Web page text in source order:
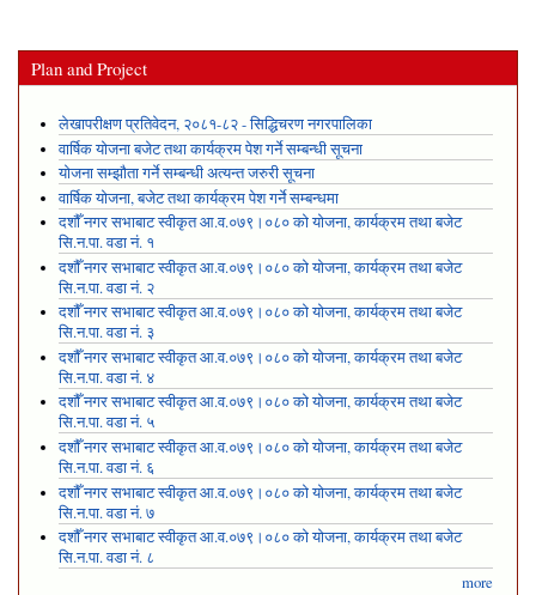
Plan and Project
लेखापरीक्षण प्रतिवेदन, २०८१-८२ - सिद्धिचरण नगरपालिका
वार्षिक योजना बजेट तथा कार्यक्रम पेश गर्ने सम्बन्धी सूचना
योजना सम्झौता गर्ने सम्बन्धी अत्यन्त जरुरी सूचना
वार्षिक योजना, बजेट तथा कार्यक्रम पेश गर्ने सम्बन्धमा
दशौँ नगर सभाबाट स्वीकृत आ.व.०७९।०८० को योजना, कार्यक्रम तथा बजेट
सि.न.पा. वडा नं. १
दशौँ नगर सभाबाट स्वीकृत आ.व.०७९।०८० को योजना, कार्यक्रम तथा बजेट
सि.न.पा. वडा नं. २
दशौँ नगर सभाबाट स्वीकृत आ.व.०७९।०८० को योजना, कार्यक्रम तथा बजेट
सि.न.पा. वडा नं. ३
दशौँ नगर सभाबाट स्वीकृत आ.व.०७९।०८० को योजना, कार्यक्रम तथा बजेट
सि.न.पा. वडा नं. ४
दशौँ नगर सभाबाट स्वीकृत आ.व.०७९।०८० को योजना, कार्यक्रम तथा बजेट
सि.न.पा. वडा नं. ५
दशौँ नगर सभाबाट स्वीकृत आ.व.०७९।०८० को योजना, कार्यक्रम तथा बजेट
सि.न.पा. वडा नं. ६
दशौँ नगर सभाबाट स्वीकृत आ.व.०७९।०८० को योजना, कार्यक्रम तथा बजेट
सि.न.पा. वडा नं. ७
दशौँ नगर सभाबाट स्वीकृत आ.व.०७९।०८० को योजना, कार्यक्रम तथा बजेट
सि.न.पा. वडा नं. ८
more